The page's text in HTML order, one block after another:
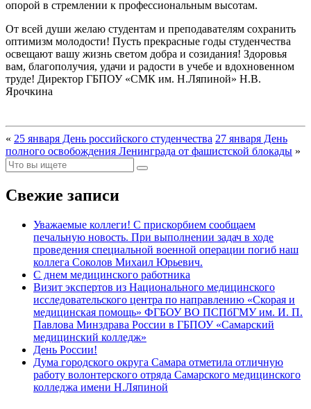
опорой в стремлении к профессиональным высотам.
От всей души желаю студентам и преподавателям сохранить
оптимизм молодости! Пусть прекрасные годы студенчества
освещают вашу жизнь светом добра и созидания! Здоровья
вам, благополучия, удачи и радости в учебе и вдохновенном
труде! Директор ГБПОУ «СМК им. Н.Ляпиной» Н.В.
Ярочкина
« 25 января День российского студенчества 27 января День
полного освобождения Ленинграда от фашистской блокады »
Свежие записи
Уважаемые коллеги! С прискорбием сообщаем
печальную новость. При выполнении задач в ходе
проведения специальной военной операции погиб наш
коллега Соколов Михаил Юрьевич.
С днем медицинского работника
Визит экспертов из Национального медицинского
исследовательского центра по направлению «Скорая и
медицинская помощь» ФГБОУ ВО ПСПбГМУ им. И. П.
Павлова Минздрава России в ГБПОУ «Самарский
медицинский колледж»
День России!
Дума городского округа Самара отметила отличную
работу волонтерского отряда Самарского медицинского
колледжа имени Н.Ляпиной